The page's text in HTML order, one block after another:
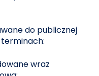
do publicznej
wraz